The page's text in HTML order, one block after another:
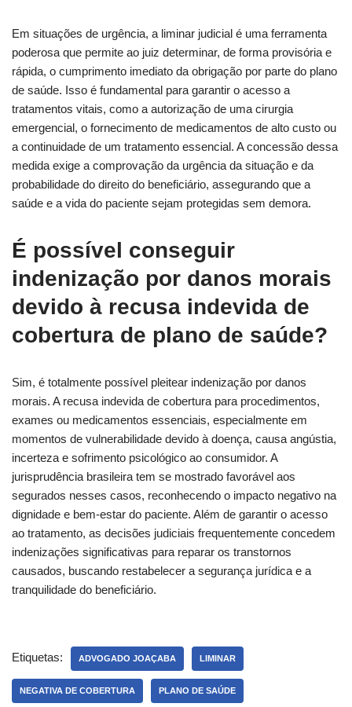
Em situações de urgência, a liminar judicial é uma ferramenta
poderosa que permite ao juiz determinar, de forma provisória e
rápida, o cumprimento imediato da obrigação por parte do plano
de saúde. Isso é fundamental para garantir o acesso a
tratamentos vitais, como a autorização de uma cirurgia
emergencial, o fornecimento de medicamentos de alto custo ou
a continuidade de um tratamento essencial. A concessão dessa
medida exige a comprovação da urgência da situação e da
probabilidade do direito do beneficiário, assegurando que a
saúde e a vida do paciente sejam protegidas sem demora.
É possível conseguir
indenização por danos morais
devido à recusa indevida de
cobertura de plano de saúde?
Sim, é totalmente possível pleitear indenização por danos
morais. A recusa indevida de cobertura para procedimentos,
exames ou medicamentos essenciais, especialmente em
momentos de vulnerabilidade devido à doença, causa angústia,
incerteza e sofrimento psicológico ao consumidor. A
jurisprudência brasileira tem se mostrado favorável aos
segurados nesses casos, reconhecendo o impacto negativo na
dignidade e bem-estar do paciente. Além de garantir o acesso
ao tratamento, as decisões judiciais frequentemente concedem
indenizações significativas para reparar os transtornos
causados, buscando restabelecer a segurança jurídica e a
tranquilidade do beneficiário.
Etiquetas: ADVOGADO JOAÇABA LIMINAR
NEGATIVA DE COBERTURA PLANO DE SAÚDE